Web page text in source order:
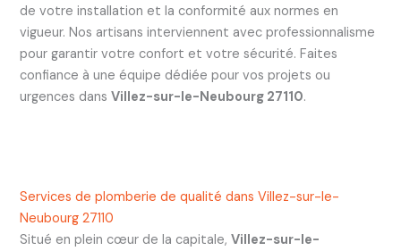
de votre installation et la conformité aux normes en
vigueur. Nos artisans interviennent avec professionnalisme
pour garantir votre confort et votre sécurité. Faites
confiance à une équipe dédiée pour vos projets ou
urgences dans Villez-sur-le-Neubourg 27110.
Services de plomberie de qualité dans Villez-sur-le-
Neubourg 27110
Situé en plein cœur de la capitale, Villez-sur-le-